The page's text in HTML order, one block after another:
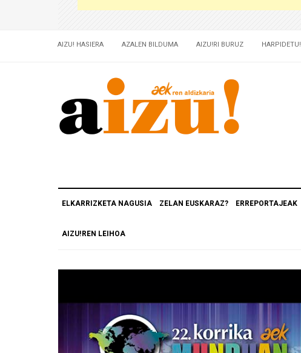
AIZU! HASIERA AZALEN BILDUMA AIZU!RI BURUZ HARPIDETU!
ELKARRIZKETA NAGUSIA ZELAN EUSKARAZ? ERREPORTAJEAK
AIZU!REN LEIHOA